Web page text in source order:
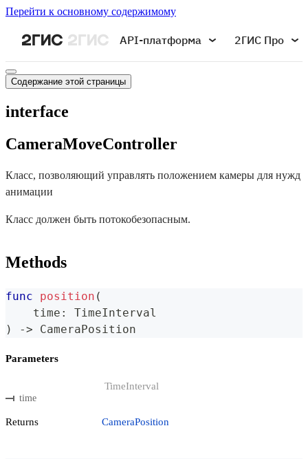
Перейти к основному содержимому
API-платформа 2ГИС Про
Содержание этой страницы
interface
CameraMoveController
Класс, позволяющий управлять положением камеры для нужд
анимации
Класс должен быть потокобезопасным.
Methods
func position (
    time
:
TimeInterval
)
-> CameraPosition
Parameters
time
TimeInterval
Returns CameraPosition